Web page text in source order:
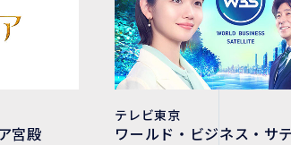
宮殿
テレビ東京
ワールド・ビジネス・サ